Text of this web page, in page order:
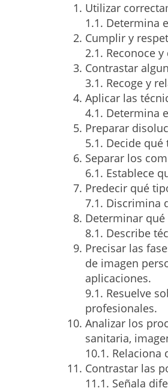
Utilizar
1.1. Determina
Cumplir y
2.1. Reconoce
Contrastar
3.1. Recoge y
Aplicar las
4.1. Determina
Preparar
5.1. Decide
Separar los
6.1. Establece
Predecir qué
7.1. Discrimina
Determinar
8.1. Describe
Precisar las
de imagen
aplicaciones.
9.1. Resuelve
profesionales.
Analizar los
sanitaria,
10.1.
Contrastar las
11.1. Señala